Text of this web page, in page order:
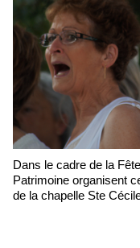
Dans le cadre de la Fête de la Ste Cécile, les amis du
Patrimoine organisent
de la chapelle Ste